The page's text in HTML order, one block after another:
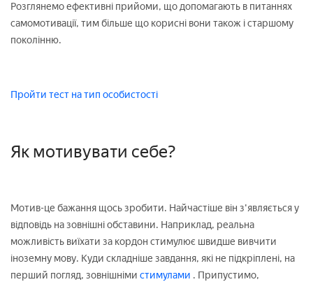
Розглянемо ефективні прийоми, що допомагають в питаннях
самомотивації, тим більше що корисні вони також і старшому
поколінню.
Пройти тест на тип особистості
Як мотивувати себе?
Мотив-це бажання щось зробити. Найчастіше він з'являється у
відповідь на зовнішні обставини. Наприклад, реальна
можливість виїхати за кордон стимулює швидше вивчити
іноземну мову. Куди складніше завдання, які не підкріплені, на
перший погляд, зовнішніми стимулами . Припустимо,